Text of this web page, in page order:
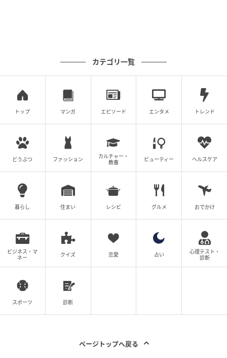
京子は舞台に立つ夢を諦めたというより、「みんなも
そうだから」と時代を受け入れようとしていた人だと
思います。だからこそ、夢を手放さない鉄郎の姿はま
ぶしく、救いでもあったのではないでしょうか。
演じながら、戦争は命だけでなく、人が大切に育てて
きた夢や感情、その人らしさまでも、奪ってしまうの
だと感じました。京子と鉄郎、それぞれの願いを通し
て、平和について考えるきっかけになればうれしいで
す。
■久野渚夏
この作品と出会い、僕と同世代の若者たちが戦地に送
り出され、多くの命が奪われたという事実は、決して
忘れてはならないことだと強く感じています。
今回、戦時中を生きる一人の学生・明石健司を演じさ
せていただきます。明石は、仲間想いでありながら、
作中では、戦時下という極限状態において鉄郎の描く
カテゴリ一覧
トップ マンガ エピソード エンタメ トレンド
どうぶつ ファッション
カルチャー・
教養
ビューティー ヘルスケア
暮らし 住まい レシピ グルメ おでかけ
ビジネス・マ
ネー
クイズ 恋愛 占い
心理テスト・
診断
スポーツ 診断
ページトップへ戻る